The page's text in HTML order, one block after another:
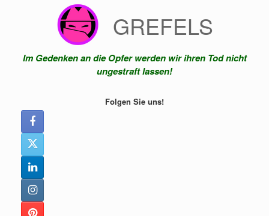
GREFELS
Im Gedenken an die Opfer werden wir ihren Tod nicht
ungestraft lassen!
Folgen Sie uns!